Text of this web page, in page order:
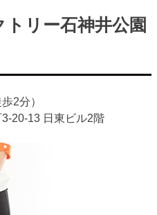
トリー石神井公園
2分）
20-13 日東ビル2階